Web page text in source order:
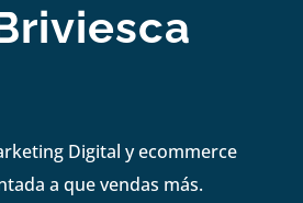
Digital y ecommerce
a que vendas más.